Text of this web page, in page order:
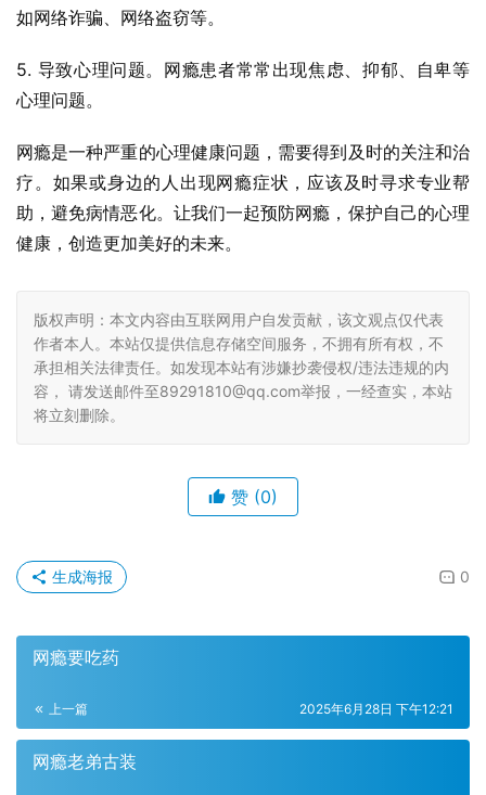
如网络诈骗、网络盗窃等。
5. 导致心理问题。网瘾患者常常出现焦虑、抑郁、自卑等
心理问题。
网瘾是一种严重的心理健康问题，需要得到及时的关注和治
疗。如果或身边的人出现网瘾症状，应该及时寻求专业帮
助，避免病情恶化。让我们一起预防网瘾，保护自己的心理
健康，创造更加美好的未来。
版权声明：本文内容由互联网用户自发贡献，该文观点仅代表
作者本人。本站仅提供信息存储空间服务，不拥有所有权，不
承担相关法律责任。如发现本站有涉嫌抄袭侵权/违法违规的内
容， 请发送邮件至89291810@qq.com举报，一经查实，本站
将立刻删除。
赞 (0)
0
生成海报
网瘾要吃药
上一篇 2025年6月28日 下午12:21
网瘾老弟古装